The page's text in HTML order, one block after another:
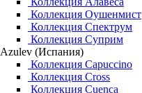
Коллекция Оушенмист
Коллекция Спектрум
Коллекция Суприм
Azulev (Испания)
Коллекция Capuccino
Коллекция Cross
Коллекция Cuenca